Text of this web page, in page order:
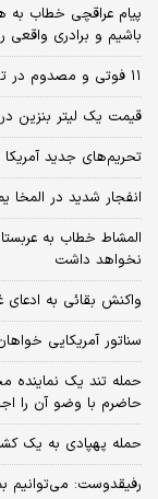
پیام عراقچی خطاب به
باشیم و برادری واقعی
۱۱ فوتی و مصدوم در تصادف زنجیره‌ای در جاده سلماس - ارومیه + جزئیات
قیمت یک لیتر بنزین
تحریم‌های جدید آمریکا
انفجار شدید در المخا
المشاط خطاب به
نخواهد داشت
واکنش بقائی به ادعای
سناتور آمریکایی
حمله تند یک
حاضرم با وضو آن را
حمله پهپادی به یک
رفیقدوست: می‌توانیم